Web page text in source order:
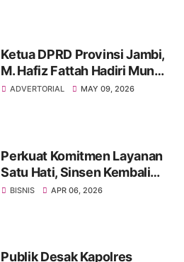
Ketua DPRD Provinsi Jambi,
M. Hafiz Fattah Hadiri Munas
HIPMI ke-18, Dorong
ADVERTORIAL MAY 09, 2026
Perkuat Komitmen Layanan
Satu Hati, Sinsen Kembali
Gelar KLHR Jambi 2026
BISNIS APR 06, 2026
Publik Desak Kapolres